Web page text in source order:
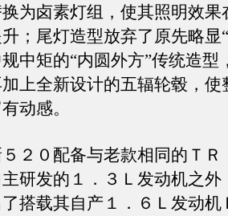
为卤素灯组，使其照明效果
；尾灯造型放弃了原先略显
中矩的“内圆外方”传统造型
上全新设计的五辐轮毂，使
动感。
０配备与老款相同的ＴＲ
研发的１．３Ｌ发动机之
搭载其自产１．６Ｌ发动机